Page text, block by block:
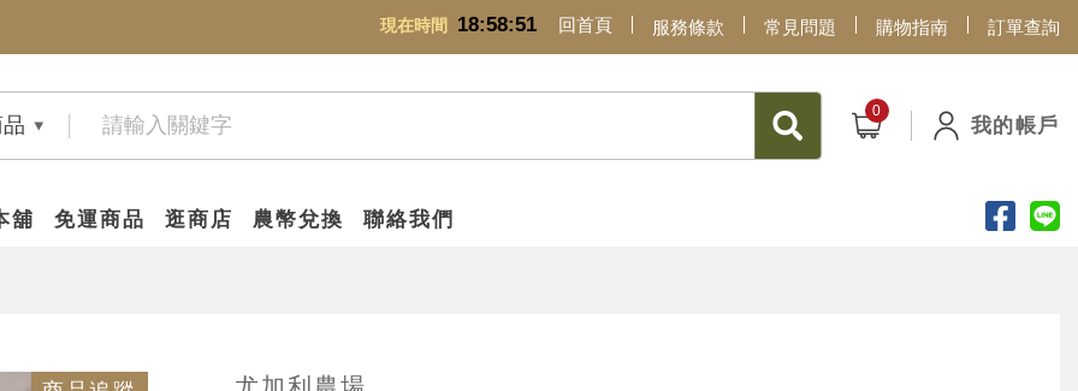
現在時間 18:58:52 回首頁 服務條款 常見問題 購物指南 訂單查詢
我的帳戶
舖 免運商品 逛商店 農幣兌換 聯絡我們